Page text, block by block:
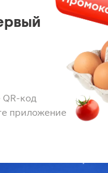
код
приложение